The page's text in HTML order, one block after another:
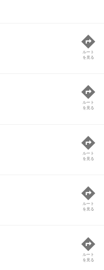
ルート
を見る
ルート
を見る
ルート
を見る
ルート
を見る
ルート
を見る